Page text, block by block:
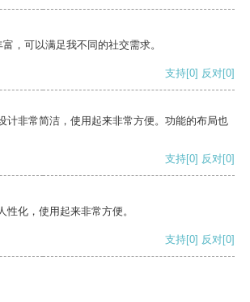
，可以满足我不同的社交需求。
支持[0] 反对[0]
计非常简洁，使用起来非常方便。功能的布局也
支持[0] 反对[0]
性化，使用起来非常方便。
支持[0] 反对[0]